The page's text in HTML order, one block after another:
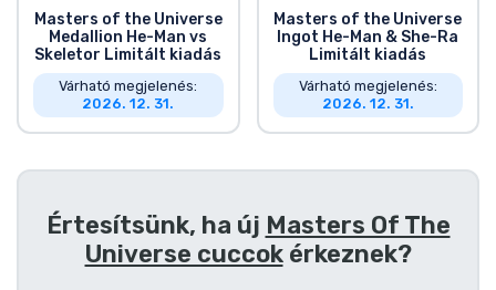
Masters of the Universe
Medallion He-Man vs
Skeletor Limitált kiadás
Várható megjelenés:
2026. 12. 31.
Masters of the Universe
Ingot He-Man & She-Ra
Limitált kiadás
Várható megjelenés:
2026. 12. 31.
Értesítsünk, ha új Masters Of The
Universe cuccokérkeznek?